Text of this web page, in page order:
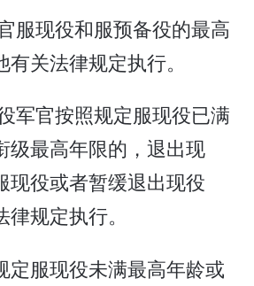
服现役和服预备役的最高
关法律规定执行。
军官按照规定服现役已满
级最高年限的，退出现
现役或者暂缓退出现役
规定执行。
定服现役未满最高年龄或